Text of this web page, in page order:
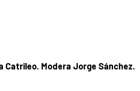
Catrileo. Modera Jorge Sánchez.